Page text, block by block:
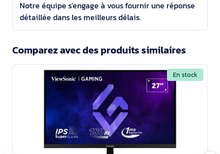
Notre équipe s'engage à vous fournir une réponse
détaillée dans les meilleurs délais.
Comparez avec des produits similaires
En stock